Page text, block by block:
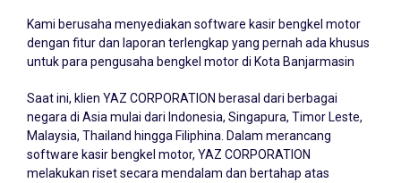
Kami berusaha menyediakan software kasir bengkel motor
dengan fitur dan laporan terlengkap yang pernah ada khusus
untuk para pengusaha bengkel motor di Kota Banjarmasin
Saat ini, klien YAZ CORPORATION berasal dari berbagai
negara di Asia mulai dari Indonesia, Singapura, Timor Leste,
Malaysia, Thailand hingga Filiphina. Dalam merancang
software kasir bengkel motor, YAZ CORPORATION
melakukan riset secara mendalam dan bertahap atas